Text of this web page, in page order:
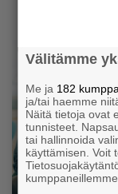
Välitämme
Me ja 182
ja/tai haemme
Näitä tietoja ovat
tunnisteet.
tai hallinnoida
käyttämisen. Voit